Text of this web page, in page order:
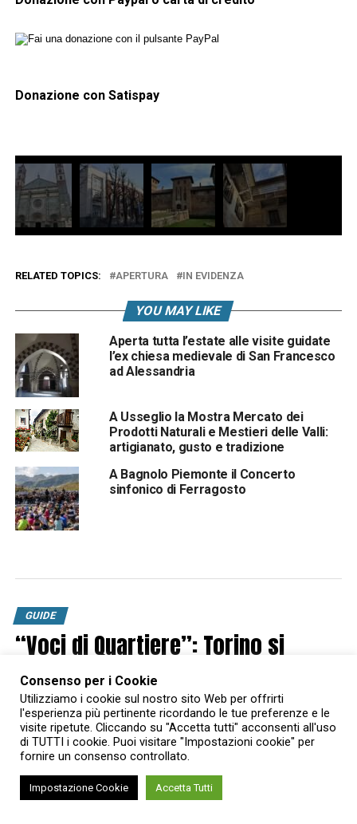
Donazione con Satispay
RELATED TOPICS: APERTURA IN EVIDENZA
YOU MAY LIKE
Aperta tutta l’estate alle visite guidate
l’ex chiesa medievale di San Francesco
ad Alessandria
A Usseglio la Mostra Mercato dei
Prodotti Naturali e Mestieri delle Valli:
artigianato, gusto e tradizione
A Bagnolo Piemonte il Concerto
sinfonico di Ferragosto
GUIDE
“Voci di Quartiere”: Torino si
racconta nelle mappe illustrate
esposte sotto i portici di piazza
Palazzo di Città
Le 10 mappe illustrate da dieci artisti torinesi derivanti della
una mostra temporanea all’aria aperta
Consenso per i Cookie
Utilizziamo i cookie sul nostro sito Web per offrirti
l'esperienza più pertinente ricordando le tue preferenze e le
visite ripetute. Cliccando su "Accetta tutti" acconsenti all'uso
di TUTTI i cookie. Puoi visitare "Impostazioni cookie" per
fornire un consenso controllato.
Impostazione Cookie Accetta Tutti